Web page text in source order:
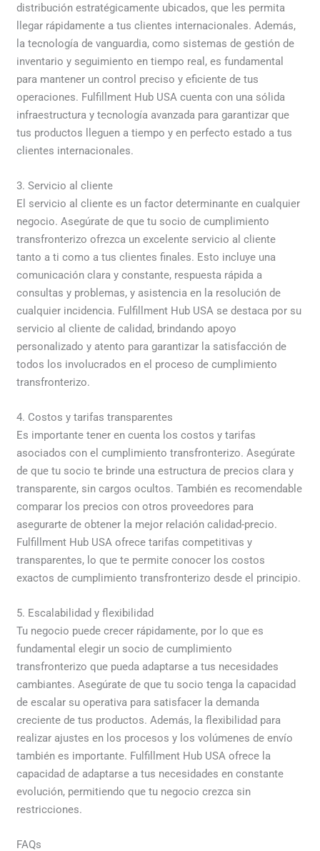
distribución estratégicamente ubicados, que les permita
llegar rápidamente a tus clientes internacionales. Además,
la tecnología de vanguardia, como sistemas de gestión de
inventario y seguimiento en tiempo real, es fundamental
para mantener un control preciso y eficiente de tus
operaciones. Fulfillment Hub USA cuenta con una sólida
infraestructura y tecnología avanzada para garantizar que
tus productos lleguen a tiempo y en perfecto estado a tus
clientes internacionales.
3. Servicio al cliente
El servicio al cliente es un factor determinante en cualquier
negocio. Asegúrate de que tu socio de cumplimiento
transfronterizo ofrezca un excelente servicio al cliente
tanto a ti como a tus clientes finales. Esto incluye una
comunicación clara y constante, respuesta rápida a
consultas y problemas, y asistencia en la resolución de
cualquier incidencia. Fulfillment Hub USA se destaca por su
servicio al cliente de calidad, brindando apoyo
personalizado y atento para garantizar la satisfacción de
todos los involucrados en el proceso de cumplimiento
transfronterizo.
4. Costos y tarifas transparentes
Es importante tener en cuenta los costos y tarifas
asociados con el cumplimiento transfronterizo. Asegúrate
de que tu socio te brinde una estructura de precios clara y
transparente, sin cargos ocultos. También es recomendable
comparar los precios con otros proveedores para
asegurarte de obtener la mejor relación calidad-precio.
Fulfillment Hub USA ofrece tarifas competitivas y
transparentes, lo que te permite conocer los costos
exactos de cumplimiento transfronterizo desde el principio.
5. Escalabilidad y flexibilidad
Tu negocio puede crecer rápidamente, por lo que es
fundamental elegir un socio de cumplimiento
transfronterizo que pueda adaptarse a tus necesidades
cambiantes. Asegúrate de que tu socio tenga la capacidad
de escalar su operativa para satisfacer la demanda
creciente de tus productos. Además, la flexibilidad para
realizar ajustes en los procesos y los volúmenes de envío
también es importante. Fulfillment Hub USA ofrece la
capacidad de adaptarse a tus necesidades en constante
evolución, permitiendo que tu negocio crezca sin
restricciones.
FAQs